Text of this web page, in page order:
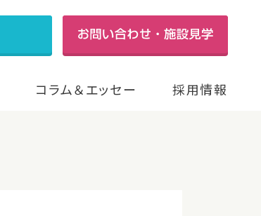
コラム＆エッセー 採用情報